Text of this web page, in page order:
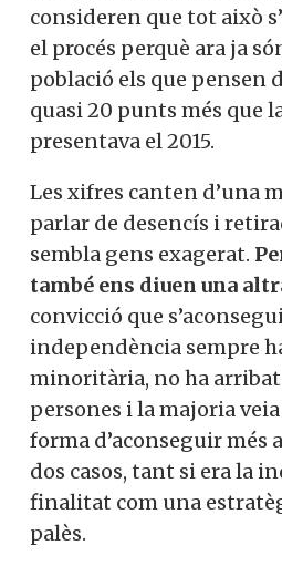
consideren que tot això
el procés perquè ara ja
població els que pensen
quasi 20 punts més que
presentava el 2015.
Les xifres canten d’una
parlar de desencís i
sembla gens exagerat.
també ens diuen una
convicció que
independència sempre
minoritària, no ha
persones i la majoria
forma d’aconseguir més
dos casos, tant si era la
finalitat com una
palès.